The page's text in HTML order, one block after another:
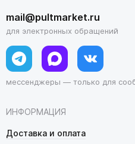
ИНФОРМАЦИЯ
Доставка и оплата
mail@pultmarket.ru
для электронных обращений
мессенджеры — только для